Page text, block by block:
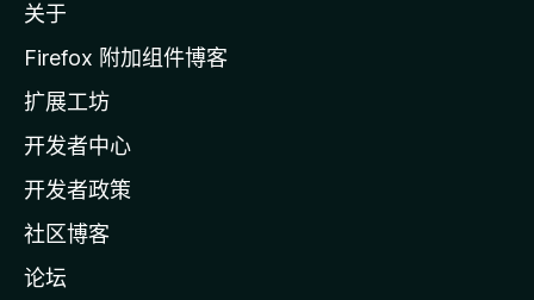
i
l
a
主
页
关于
Firefox 附加组件博客
扩展工坊
开发者中心
开发者政策
社区博客
论坛